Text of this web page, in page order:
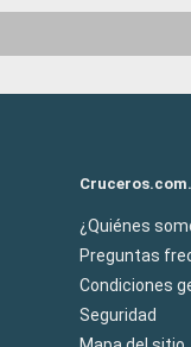
¿Quiénes
Preguntas
Condiciones
Seguridad